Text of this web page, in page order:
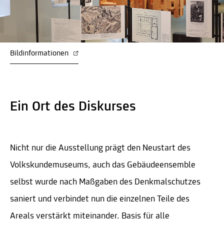
Bildinformationen
Ein Ort des Diskurses
Nicht nur die Ausstellung prägt den Neustart des
Volkskundemuseums, auch das Gebäudeensemble
selbst wurde nach Maßgaben des Denkmalschutzes
saniert und verbindet nun die einzelnen Teile des
Areals verstärkt miteinander. Basis für alle